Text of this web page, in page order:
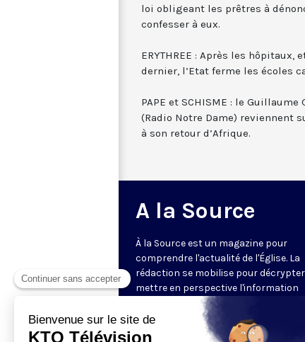
loi obligeant les prêtres à
confesser à eux.
ERYTHREE : Après les
dernier, l’Etat ferme les écoles
PAPE et SCHISME : le
(Radio Notre Dame) reviennent
à son retour d’Afrique.
A la Source
À la Source est un magazine pour
comprendre l'actualité de l'Église. La
rédaction se mobilise pour
mettre en perspective l'information
religieuse de la semaine. Au
reportages, revue de presse,
d'experts, analyses des directeurs de